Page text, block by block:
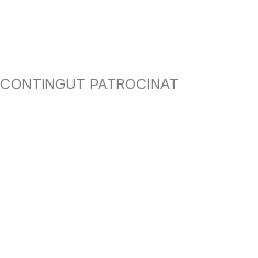
CONTINGUT PATROCINAT